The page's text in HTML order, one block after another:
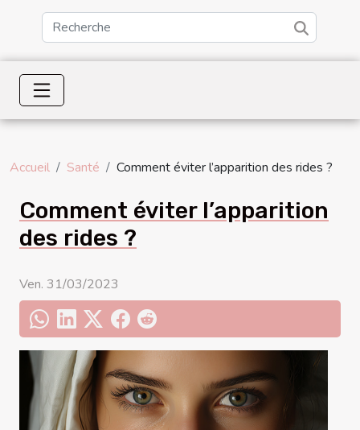
Accueil Santé Comment éviter l’apparition des rides ?
Comment éviter l’apparition
des rides ?
Ven. 31/03/2023